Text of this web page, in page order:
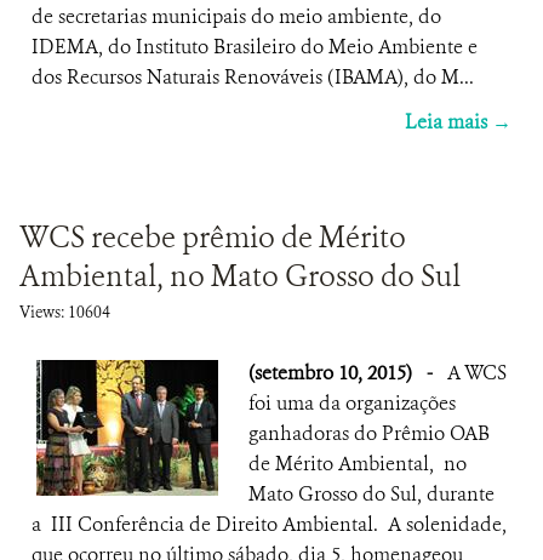
de secretarias municipais do meio ambiente, do
IDEMA, do Instituto Brasileiro do Meio Ambiente e
dos Recursos Naturais Renováveis (IBAMA), do M...
Leia mais →
WCS recebe prêmio de Mérito
Ambiental, no Mato Grosso do Sul
Views: 10604
(setembro 10, 2015) - A WCS
foi uma da organizações
ganhadoras do Prêmio OAB
de Mérito Ambiental, no
Mato Grosso do Sul, durante
a III Conferência de Direito Ambiental. A solenidade,
que ocorreu no último sábado, dia 5, homenageou